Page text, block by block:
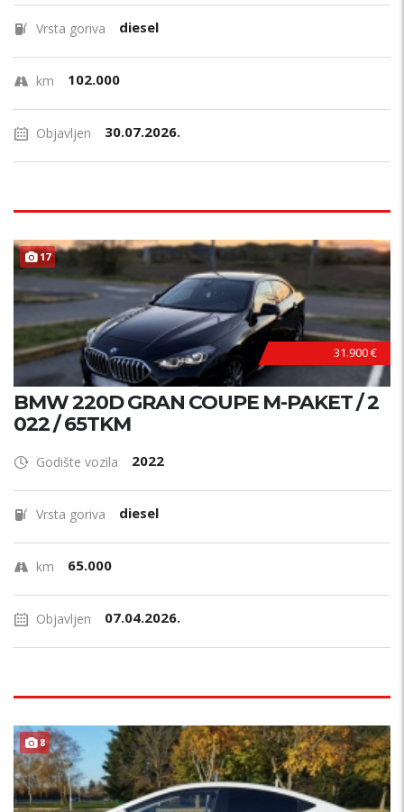
Vrsta goriva diesel
km 102.000
Objavljen 30.07.2026.
17
31.900 €
BMW 220D GRAN COUPE M-PAKET / 2
022 / 65TKM
Godište vozila 2022
Vrsta goriva diesel
km 65.000
Objavljen 07.04.2026.
8 PLIN !